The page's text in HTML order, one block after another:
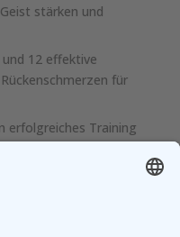
stärken und
12 effektive
für
erfolgreiches Training
musst du wissen